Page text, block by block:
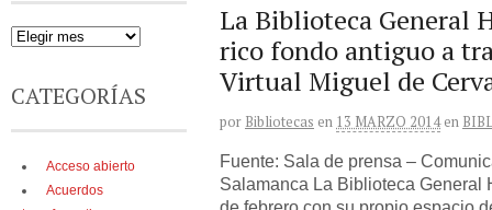
La Biblioteca General
rico fondo antiguo a
Virtual Miguel de
por Bibliotecas en 13 MARZO 2014 en
Fuente: Sala de prensa –
Salamanca La Biblioteca General
CATEGORÍAS
Acceso abierto
Acuerdos